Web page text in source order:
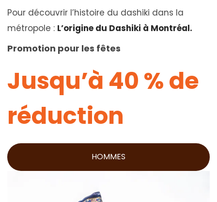
Pour découvrir l’histoire du dashiki dans la
métropole : L’origine du Dashiki à Montréal.
Promotion pour les fêtes
Jusqu’à 40 % de
réduction
HOMMES